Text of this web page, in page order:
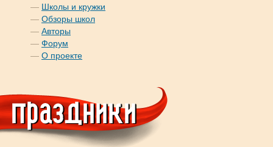
— Школы и кружки
— Обзоры школ
— Авторы
— Форум
— О проекте